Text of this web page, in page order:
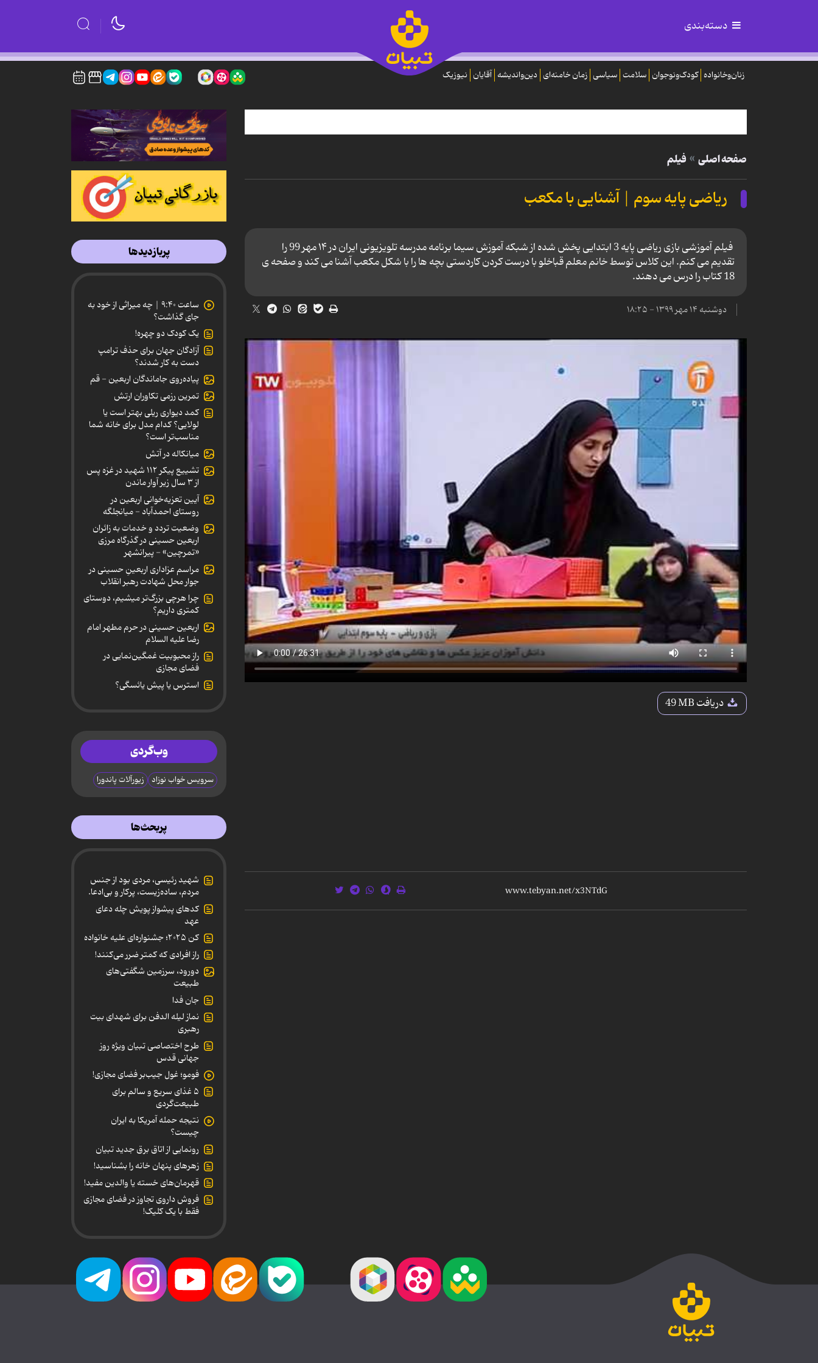
دسته‌بندی
زنان‌وخانواده کودک‌ونوجوان سلامت سیاسی زمان خامنه‌ای دین‌واندیشه آقایان نیوزیک
صفحه اصلی فیلم
ریاضی پایه سوم | آشنایی با مکعب
فیلم آموزشی بازی ریاضی پایه 3 ابتدایی پخش شده از شبکه آموزش سیما برنامه مدرسه تلویزیونی ایران در ۱۴ مهر 99 را
تقدیم می کنم. این کلاس توسط خانم معلم قباخلو با درست کردن کاردستی بچه ها را با شکل مکعب آشنا می کند و صفحه ی
18 کتاب را درس می دهند.
دوشنبه ۱۴ مهر ۱۳۹۹ - ۱۸:۲۵
دریافت49 MB
پربازدیدها
ساعت ۹:۴۰ | چه میراثی از خود به
جای گذاشت؟
یک کودک دو چهره!
آزادگان جهان برای حذف ترامپ
دست به کار شدند؟
پیاده‌روی جاماندگان اربعین - قم
تمرین رزمی تکاوران ارتش
کمد دیواری ریلی بهتر است یا
لولایی؟ کدام مدل برای خانه شما
مناسب‌تر است؟
میانکاله در آتش
تشییع پیکر ۱۱۲ شهید در غزه پس
از ۳ سال زیر آوار ماندن
آیین تعزیه‌خوانی اربعین در
روستای احمدآباد - میانجلگه
وضعیت تردد و خدمات به زائران
اربعین حسینی در گذرگاه مرزی
«تمرچین» - پیرانشهر
مراسم عزاداری اربعینِ حسینی در
جوار محل شهادت رهبر انقلاب
چرا هرچی بزرگ‌تر میشیم، دوستای
کمتری داریم؟
اربعین حسینی در حرم مطهر امام
رضا علیه السلام
راز محبوبیت غمگین‌نمایی در
فضای مجازی
استرس یا پیش یائسگی؟
وب‌گردی
سرویس خواب نوزاد زیورآلات پاندورا
پربحث‌ها
شهید رئیسی، مردی بود از جنس
مردم، ساده‌زیست، پرکار و بی‌ادعا.
کدهای پیشواز پویش چله دعای
عهد
کن ۲۰۲۵؛ جشنواره‌ای علیه خانواده
راز افرادی که کمتر ضرر می‌کنند!
دورود، سرزمین شگفتی‌های
طبیعت
جان فدا
نماز لیله الدفن برای شهدای بیت
رهبری
طرح اختصاصی تبیان ویژه روز
جهانی قدس
فومو؛ غول جیب‌بر فضای مجازی!
۵ غذای سریع و سالم برای
طبیعت‌گردی
نتیجه حمله آمریکا به ایران
چیست؟
رونمایی از اتاق برق جدید تبیان
زهرهای پنهان خانه را بشناسید!
قهرمان‌های خسته یا والدین مفید!
فروش داروی تجاوز در فضای مجازی
فقط با یک کلیک!